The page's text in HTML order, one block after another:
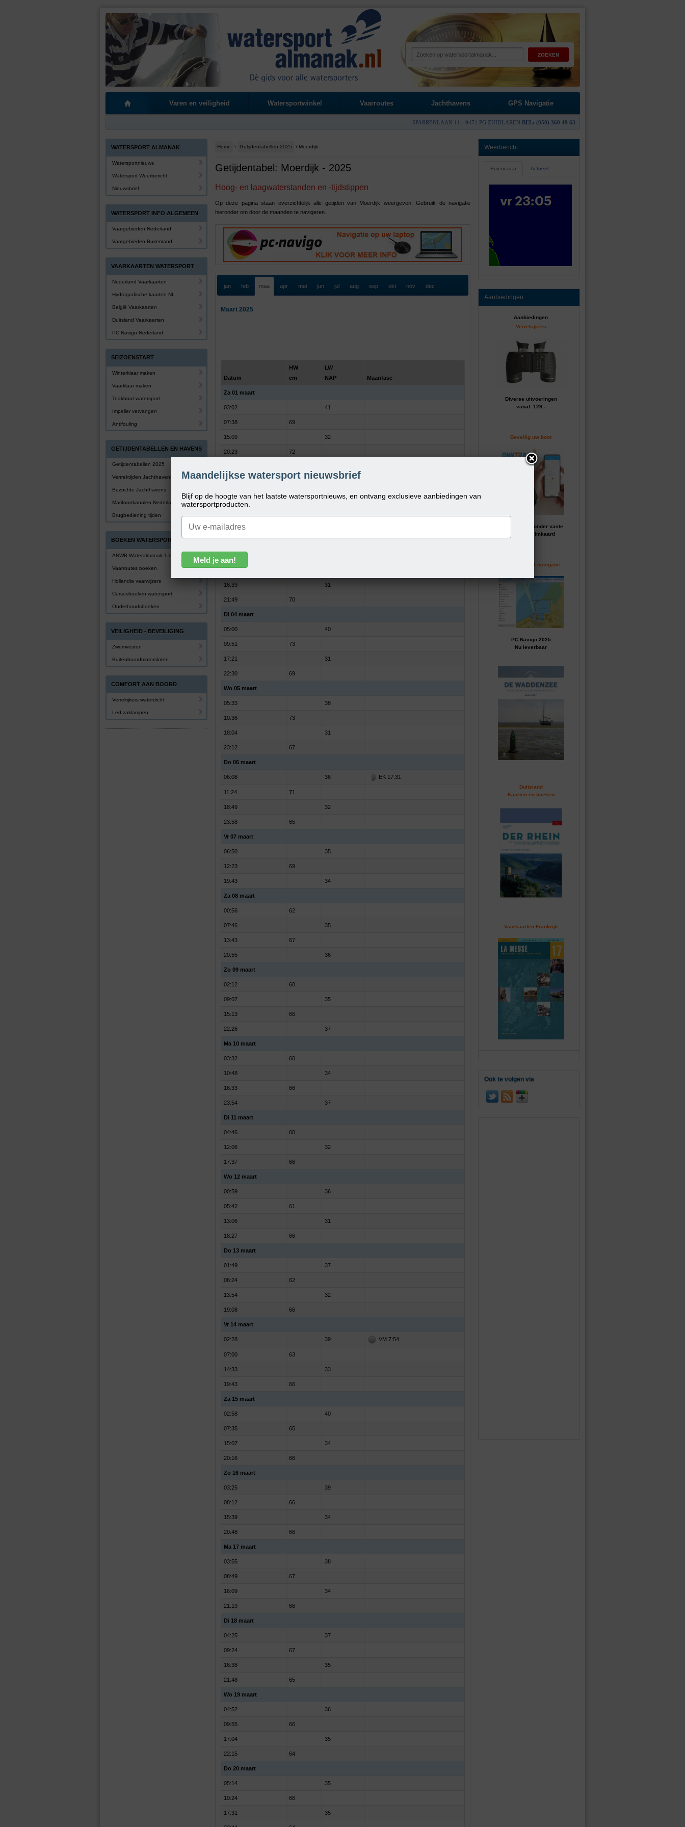
Varen en veiligheid Watersportwinkel Vaarroutes Jachthavens GPS Navigatie
SPARRENLAAN 11 - 9471 PG ZUIDLAREN BEL: (050) 360 49 63
Home \ Getijdentabellen 2025 \ Moerdijk
Getijdentabel: Moerdijk - 2025
Hoog- en laagwaterstanden en -tijdstippen
Op deze pagina staan overzichtelijk alle getijden van Moerdijk weergeven. Gebruik de navigatie
hieronder om door de maanden te navigeren.
jan feb maa apr mei jun jul aug sep okt nov dec
Maart 2025
Datum
HW
cm
LW
NAP
Maanfase
Za 01 maart
03:02 41
07:38 69
15:09 32
20:23 72
03:44
08:22 71
21:06
Ma 03 maart
09:07
16:39 31
21:49 70
Di 04 maart
05:00 40
09:51 73
17:21 31
22:30 69
Wo 05 maart
05:33 38
10:36 73
18:04 31
23:12 67
Do 06 maart
06:08 36 EK 17:31
11:24 71
18:49 32
23:58 65
Vr 07 maart
06:50 35
12:23 69
19:43 34
Za 08 maart
00:56 62
07:46 35
13:43 67
20:55 36
Zo 09 maart
02:12 60
09:07 35
15:13 66
22:26 37
Ma 10 maart
03:32 60
10:48 34
16:33 66
23:54 37
Di 11 maart
04:46 60
12:06 32
17:37 66
Wo 12 maart
00:59 36
05:42 61
13:06 31
18:27 66
Do 13 maart
01:49 37
06:24 62
13:54 32
19:08 66
Vr 14 maart
02:28 39 VM 7:54
07:00 63
14:33 33
19:43 66
Za 15 maart
02:58 40
07:35 65
15:07 34
20:16 66
Zo 16 maart
03:25 39
08:12 66
15:39 34
20:48 66
Ma 17 maart
03:55 38
08:49 67
16:09 34
21:19 66
Di 18 maart
04:25 37
09:24 67
16:38 35
21:48 65
Wo 19 maart
04:52 36
09:55 66
17:04 35
22:15 64
Do 20 maart
05:14 35
10:24 66
17:31 35
Weerbericht
Buienradar Actueel
Aanbiedingen
Aanbiedingen
Verrekijkers
Diverse uitvoeringen
vanaf 129,-
Beveilig uw boot
GPS tracker zonder vaste
kosten of simkaart!
Perfecte GPS navigatie
PC Navigo 2025
Nu leverbaar
Duitsland
Kaarten en boeken
Vaarkaarten Frankrijk
Ook te volgen via
WATERSPORT ALMANAK
Watersportnieuws
Watersport Weerbericht
Nieuwsbrief
WATERSPORT INFO ALGEMEEN
Vaargebieden Nederland
Vaargebieden Buitenland
VAARKAARTEN WATERSPORT
Nederland Vaarkaarten
Hydrografische kaarten NL
België Vaarkaarten
Duitsland Vaarkaarten
PC Navigo Nederland
SEIZOENSTART
Winterklaar maken
Vaarklaar maken
Teakhout watersport
Impeller vervangen
Antifouling
GETIJDENTABELLEN EN HAVENS
Getijdentabellen 2025
Vertrektijden Jachthavens
Bezochte Jachthavens
Marifoonkanalen Nederland
Brugbediening tijden
BOEKEN WATERSPORT
ANWB Wateralmanak 1 en 2
Vaarroutes boeken
Hollandia vaarwijzers
Cursusboeken watersport
Onderhoudsboeken
VEILIGHEID - BEVEILIGING
Zwemvesten
Buitenboordmotorsloten
COMFORT AAN BOORD
Verrekijkers waterdicht
Led zaklampen
Maandelijkse watersport nieuwsbrief
Blijf op de hoogte van het laatste watersportnieuws, en ontvang exclusieve aanbiedingen van
watersportproducten.